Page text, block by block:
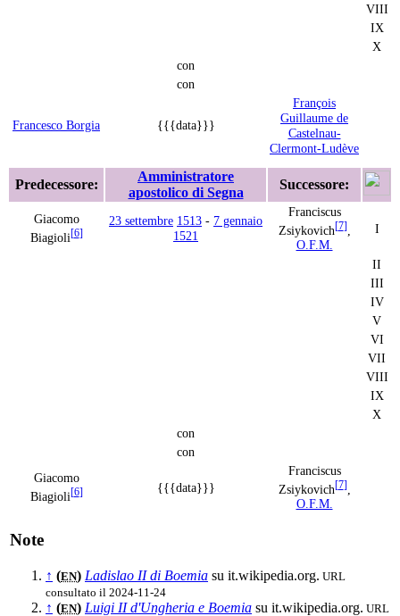
VIII
IX
X
con
con
Francesco Borgia {{{data}}}
François
Guillaume de
Castelnau-
Clermont-Ludève
Predecessore:
Amministratore
apostolico di Segna
Successore:
Giacomo
Biagioli[6]
23 settembre 1513 - 7 gennaio
1521
Franciscus
Zsiykovich[7],
O.F.M.
I
II
III
IV
V
VI
VII
VIII
IX
X
con
con
Giacomo
Biagioli[6] {{{data}}}
Franciscus
Zsiykovich[7],
O.F.M.
Note
↑ (EN) Ladislao II di Boemia su it.wikipedia.org. URL
consultato il 2024-11-24
↑ (EN) Luigi II d'Ungheria e Boemia su it.wikipedia.org. URL